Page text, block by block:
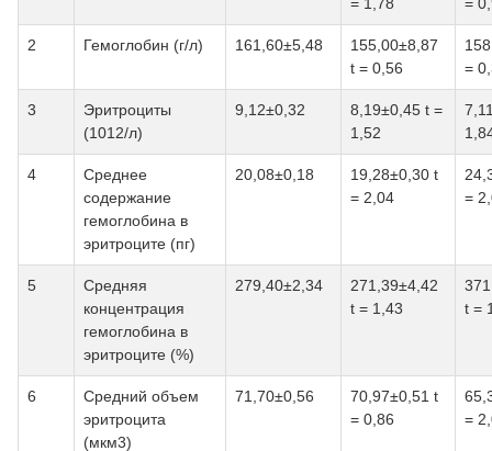
2 Гемоглобин (г/л) 161,60±5,48
155,00±8,87
t = 0,56
=
3
Эритроциты
(1012/л)
9,12±0,32
8,19±0,45 t =
1,52
4
Среднее
содержание
гемоглобина в
эритроците (пг)
20,08±0,18
19,28±0,30 t
= 2,04
=
5
Средняя
концентрация
гемоглобина в
эритроците (%)
279,40±2,34
271,39±4,42
t = 1,43
t =
6
Средний объем
эритроцита
(мкм3)
71,70±0,56
70,97±0,51 t
= 0,86
=